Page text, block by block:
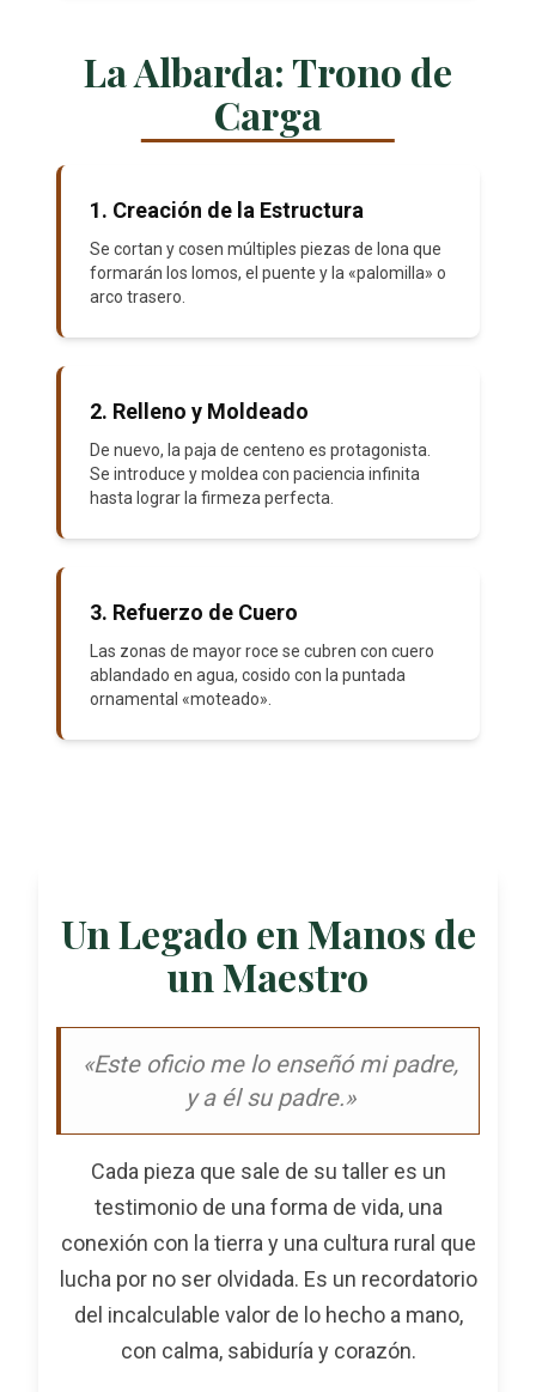
La Albarda: Trono de
Carga
1. Creación de la Estructura
Se cortan y cosen múltiples piezas de lona que
formarán los lomos, el puente y la «palomilla» o
arco trasero.
2. Relleno y Moldeado
De nuevo, la paja de centeno es protagonista.
Se introduce y moldea con paciencia infinita
hasta lograr la firmeza perfecta.
3. Refuerzo de Cuero
Las zonas de mayor roce se cubren con cuero
ablandado en agua, cosido con la puntada
ornamental «moteado».
Un Legado en Manos de
un Maestro
«Este oficio me lo enseñó mi padre,
y a él su padre.»
Cada pieza que sale de su taller es un
testimonio de una forma de vida, una
conexión con la tierra y una cultura rural que
lucha por no ser olvidada. Es un recordatorio
del incalculable valor de lo hecho a mano,
con calma, sabiduría y corazón.